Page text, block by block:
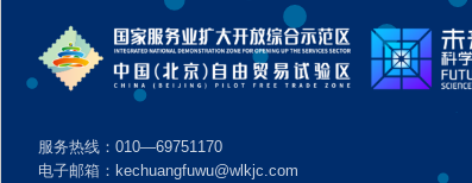
服务热线：010—69751170
电子邮箱：kechuangfuwu@wlkjc.com